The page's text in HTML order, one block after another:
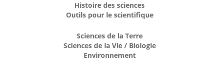
Histoire des sciences
Outils pour le scientifique
Sciences de la Terre
Sciences de la Vie / Biologie
Environnement